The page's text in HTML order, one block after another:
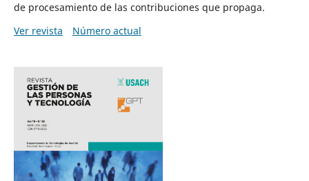
de procesamiento de las contribuciones que propaga.
Ver revista
Número actual